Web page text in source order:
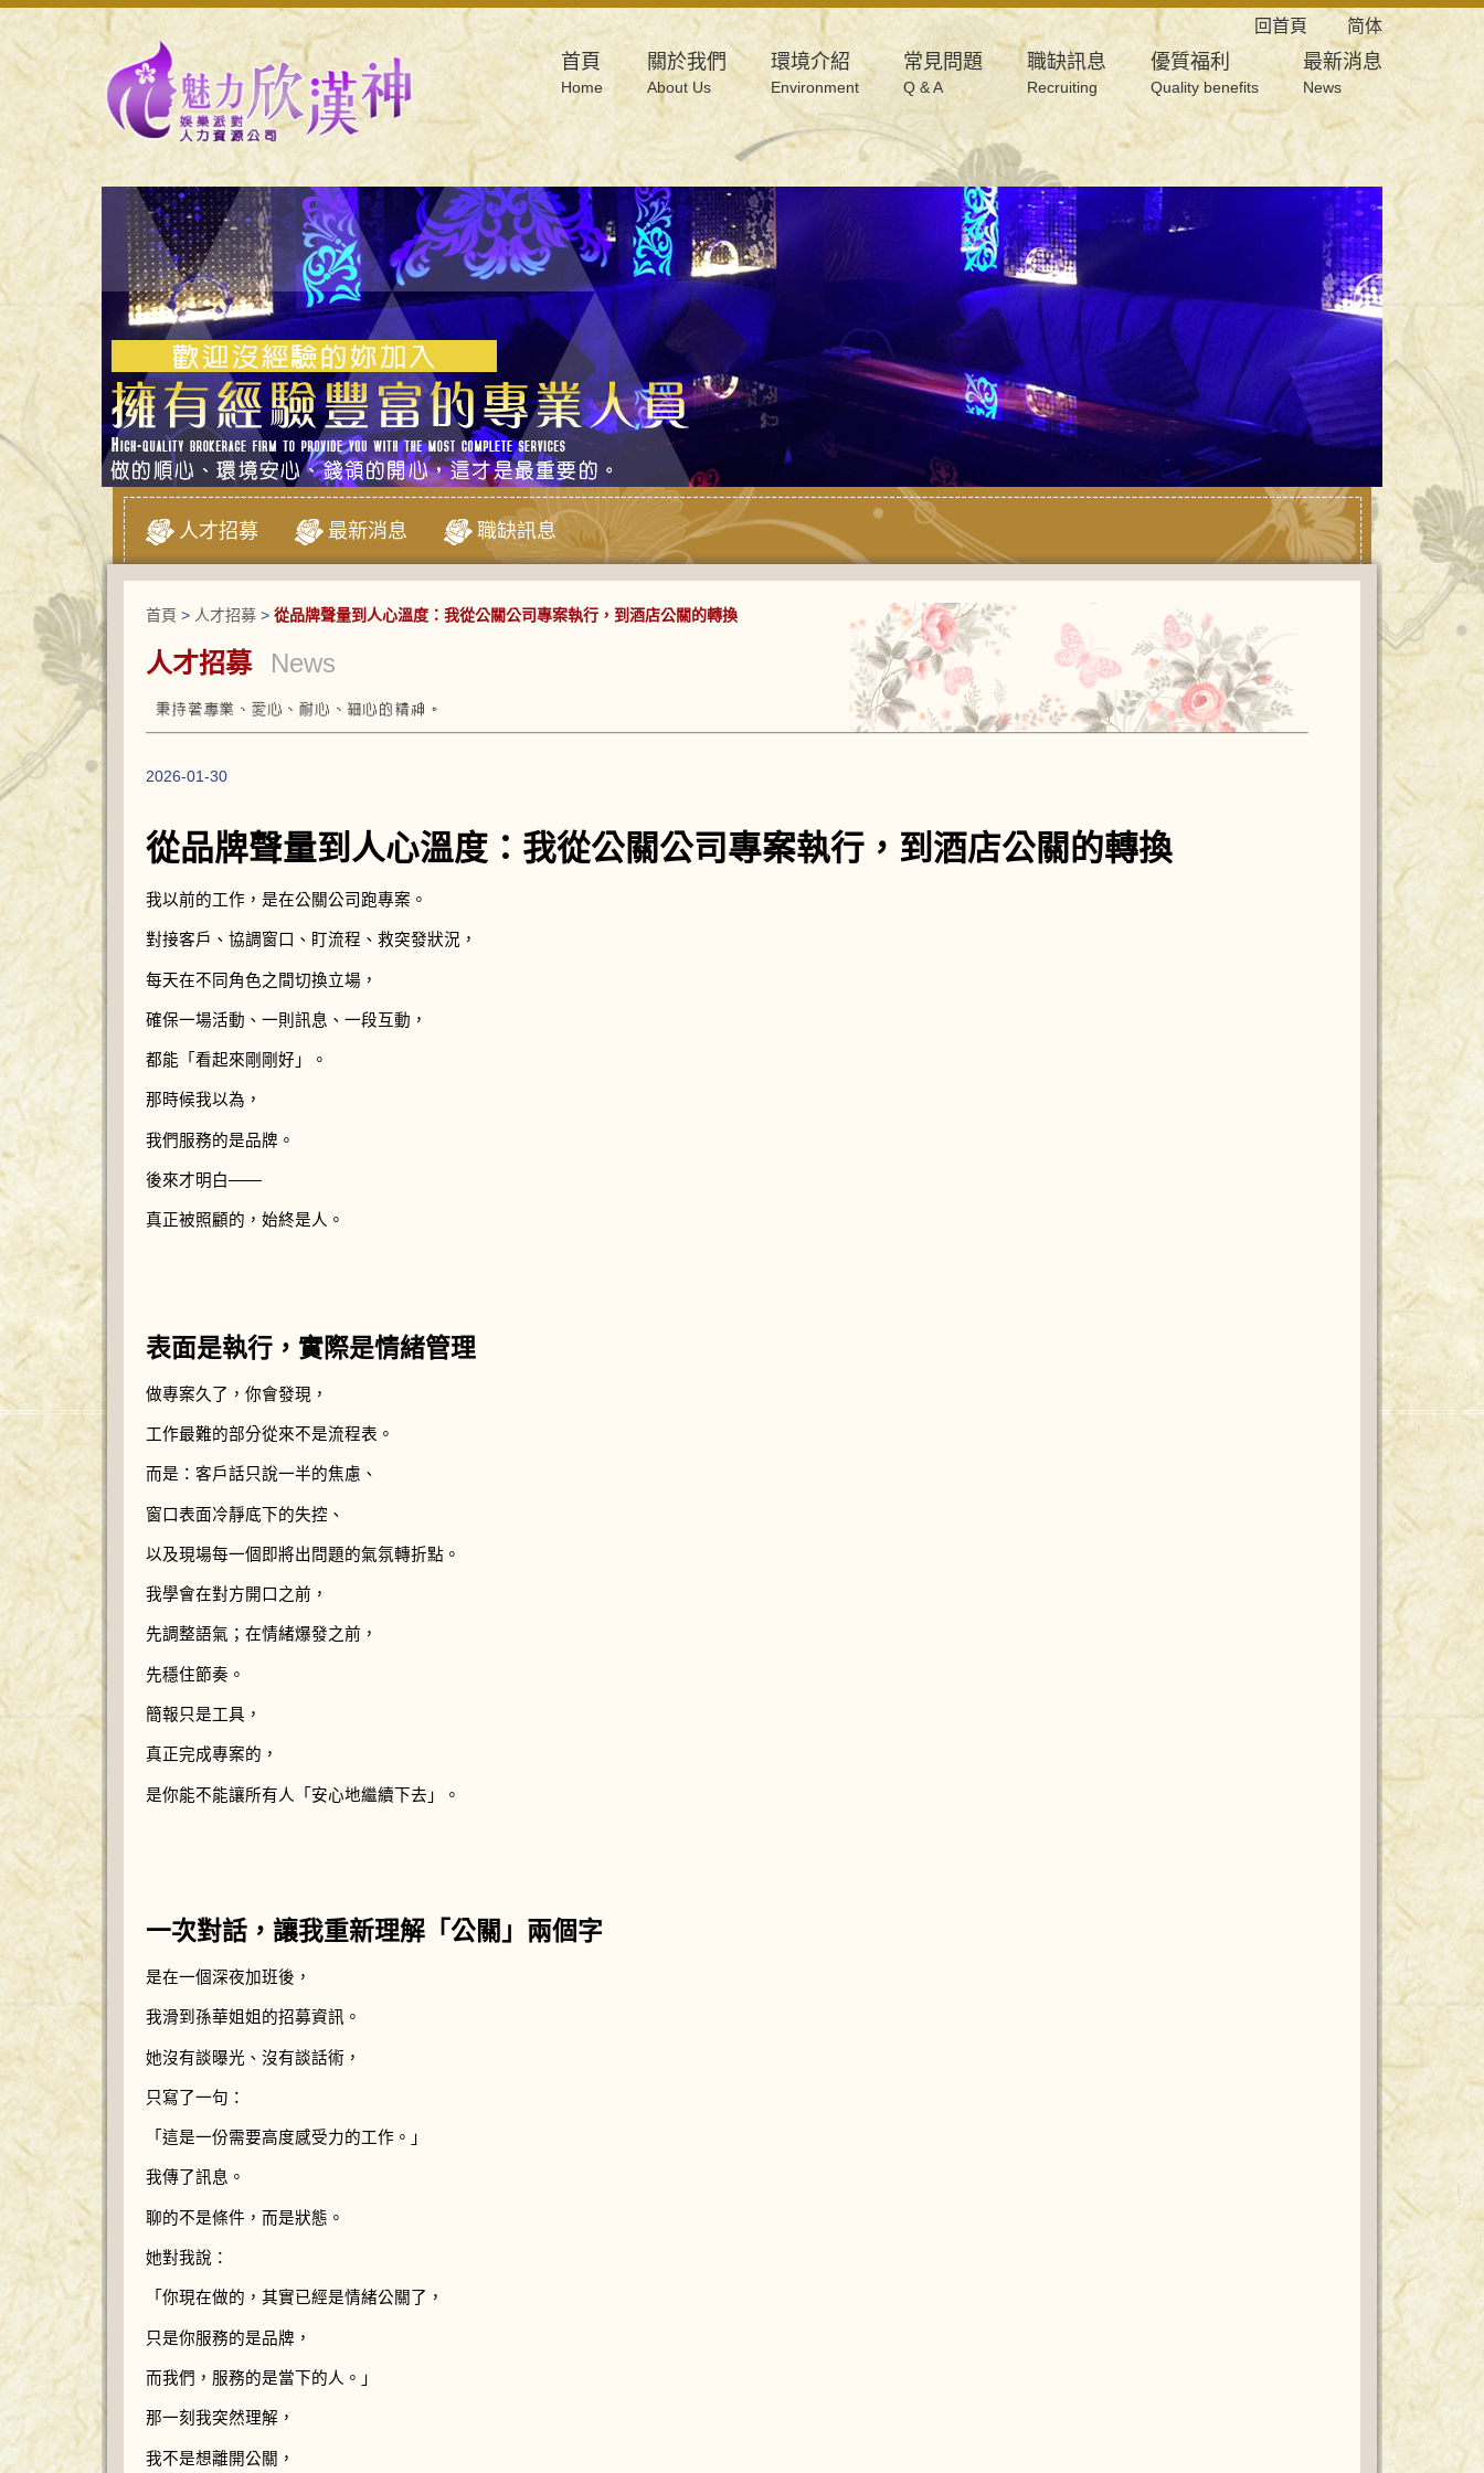
回首頁 简体
首頁
Home
關於我們
About Us
環境介紹
Environment
常見問題
Q & A
職缺訊息
Recruiting
優質福利
Quality benefits
最新消息
News
人才招募 最新消息 職缺訊息
首頁 > 人才招募 > 從品牌聲量到人心溫度：我從公關公司專案執行，到酒店公關的轉換
人才招募 News
2026-01-30
從品牌聲量到人心溫度：我從公關公司專案執行，到酒店公關的轉換
我以前的工作，是在公關公司跑專案。
對接客戶、協調窗口、盯流程、救突發狀況，
每天在不同角色之間切換立場，
確保一場活動、一則訊息、一段互動，
都能「看起來剛剛好」。
那時候我以為，
我們服務的是品牌。
後來才明白——
真正被照顧的，始終是人。
表面是執行，實際是情緒管理
做專案久了，你會發現，
工作最難的部分從來不是流程表。
而是：客戶話只說一半的焦慮、
窗口表面冷靜底下的失控、
以及現場每一個即將出問題的氣氛轉折點。
我學會在對方開口之前，
先調整語氣；在情緒爆發之前，
先穩住節奏。
簡報只是工具，
真正完成專案的，
是你能不能讓所有人「安心地繼續下去」。
一次對話，讓我重新理解「公關」兩個字
是在一個深夜加班後，
我滑到孫華姐姐的招募資訊。
她沒有談曝光、沒有談話術，
只寫了一句：
「這是一份需要高度感受力的工作。」
我傳了訊息。
聊的不是條件，而是狀態。
她對我說：
「你現在做的，其實已經是情緒公關了，
只是你服務的是品牌，
而我們，服務的是當下的人。」
那一刻我突然理解，
我不是想離開公關，